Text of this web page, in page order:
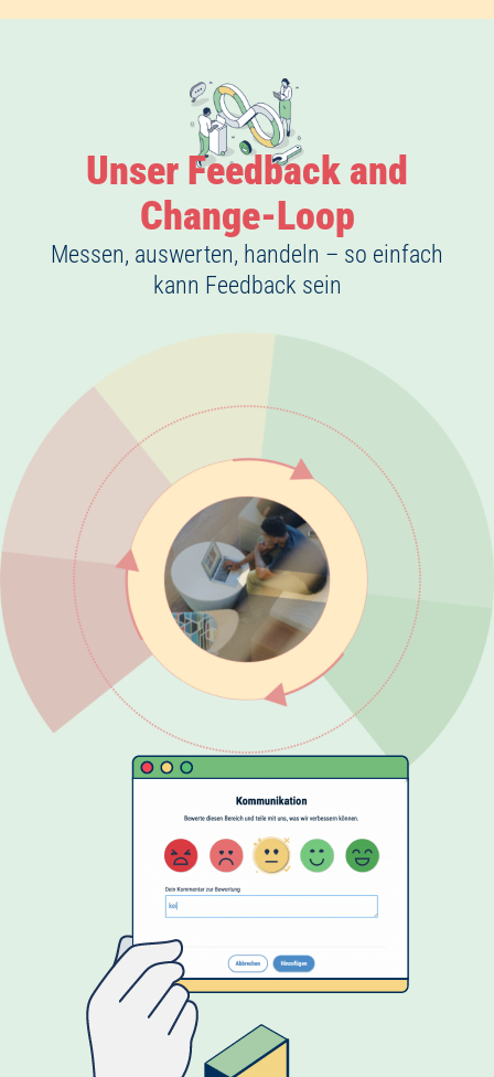
Unser Feedback and
Change-Loop
Messen, auswerten, handeln – so einfach
kann Feedback sein